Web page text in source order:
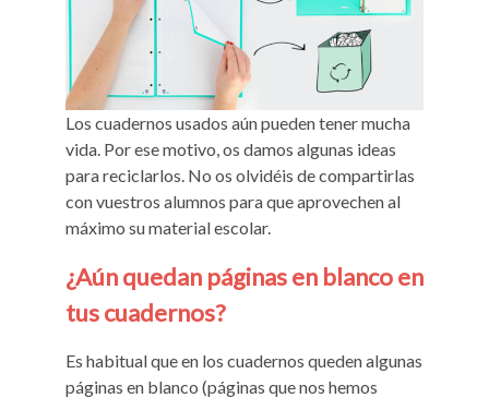
Los cuadernos usados aún pueden tener mucha
vida. Por ese motivo, os damos algunas ideas
para reciclarlos. No os olvidéis de compartirlas
con vuestros alumnos para que aprovechen al
máximo su material escolar.
¿Aún quedan páginas en blanco en
tus cuadernos?
Es habitual que en los cuadernos queden algunas
páginas en blanco (páginas que nos hemos